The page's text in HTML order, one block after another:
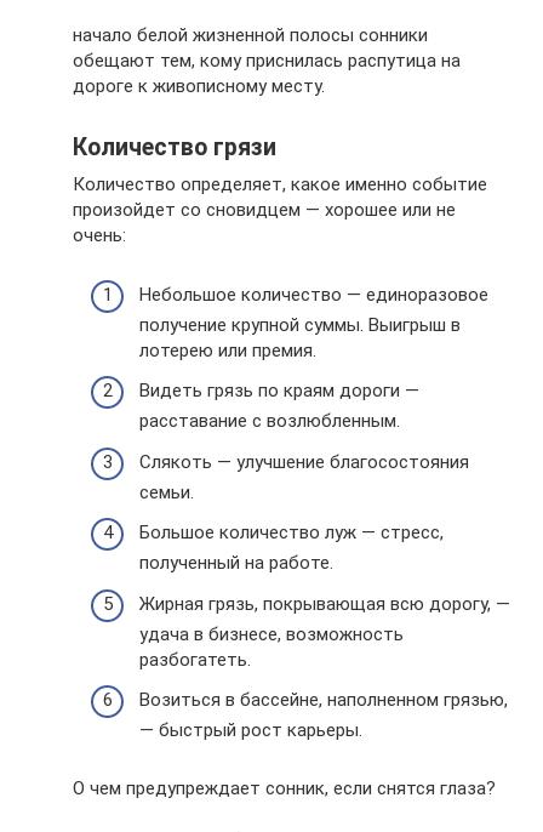
начало белой жизненной полосы сонники
обещают тем, кому приснилась распутица на
дороге к живописному месту.
Количество грязи
Количество определяет, какое именно событие
произойдет со сновидцем — хорошее или не
очень:
Небольшое количество — единоразовое
получение крупной суммы. Выигрыш в
лотерею или премия.
Видеть грязь по краям дороги —
расставание с возлюбленным.
Слякоть — улучшение благосостояния
семьи.
Большое количество луж — стресс,
полученный на работе.
Жирная грязь, покрывающая всю дорогу, —
удача в бизнесе, возможность
разбогатеть.
Возиться в бассейне, наполненном грязью,
— быстрый рост карьеры.
О чем предупреждает сонник, если снятся глаза?